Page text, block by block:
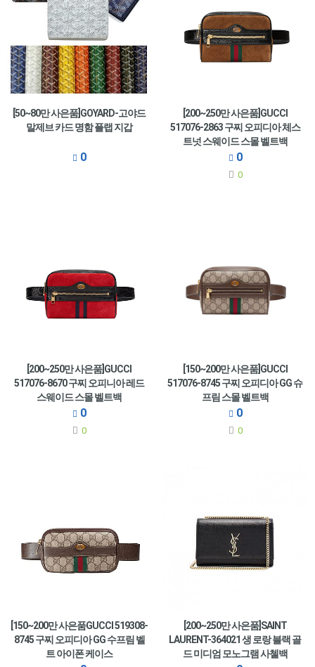
[50~80만 사은품]GOYARD-고야드
말제브 카드 명함 플랩 지갑
0
[200~250만 사은품]GUCCI
517076-2863 구찌 오피디아 체스
트넛 스웨이드 스몰 벨트백
0
0
[200~250만 사은품]GUCCI
517076-8670 구찌 오피니아 레드
스웨이드 스몰 벨트백
0
0
[150~200만 사은품]GUCCI
517076-8745 구찌 오피디아 GG 슈
프림 스몰 벨트백
0
0
[150~200만 사은품GUCCI 519308-
8745 구찌 오피디아 GG 수프림 벨
트 아이폰 케이스
[200~250만 사은품]SAINT
LAURENT-364021 생 로랑 블랙 골
드 미디엄 모노그램 사첼백